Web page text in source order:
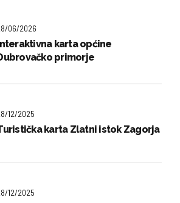
06/2026
Interaktivna karta općine
primorje
12/2025
karta Zlatni istok Zagorja
12/2025